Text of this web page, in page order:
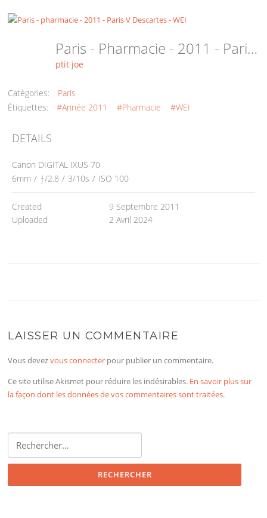
Paris - Pharmacie - 2011 - Paris V Descartes - WEI
ptit joe
Catégories:
Paris
Étiquettes:
#Année 2011 #Pharmacie #WEI
DETAILS
Canon DIGITAL IXUS 70
6mm / ƒ/2.8 / 3/10s / ISO 100
Created
9 Septembre 2011
Uploaded
2 Avril 2024
LAISSER UN COMMENTAIRE
Vous devezvous connecter pour publier un commentaire.
Ce site utilise Akismet pour réduire les indésirables. En savoir plus sur
la façon dont les données de vos commentaires sont traitées.